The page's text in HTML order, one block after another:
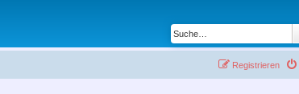
Registrieren